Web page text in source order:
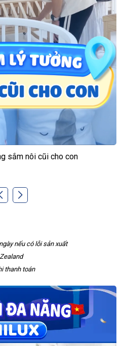
sắm nôi cũi cho con
nếu có lỗi sản xuất
thanh toán